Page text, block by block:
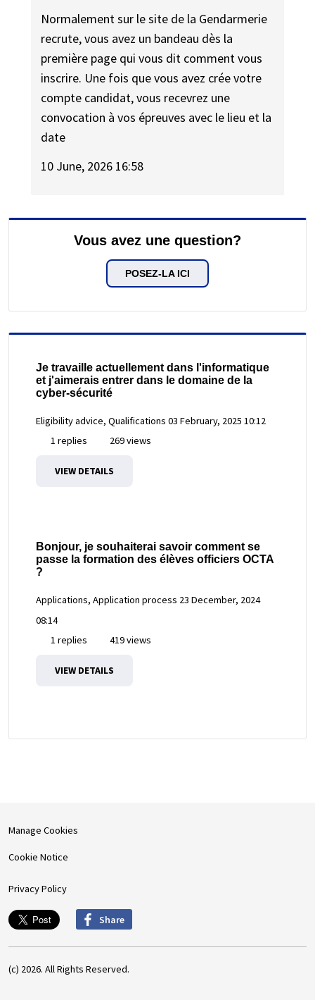
Normalement sur le site de la Gendarmerie
recrute, vous avez un bandeau dès la
première page qui vous dit comment vous
inscrire. Une fois que vous avez crée votre
compte candidat, vous recevrez une
convocation à vos épreuves avec le lieu et la
date
10 June, 2026 16:58
Vous avez une question?
POSEZ-LA ICI
Je travaille actuellement dans l'informatique
et j'aimerais entrer dans le domaine de la
cyber-sécurité
Eligibility advice, Qualifications 03 February, 2025 10:12
1 replies
269 views
VIEW DETAILS
Bonjour, je souhaiterai savoir comment se
passe la formation des élèves officiers OCTA
?
Applications, Application process 23 December, 2024
08:14
1 replies
419 views
VIEW DETAILS
Manage Cookies
Cookie Notice
Privacy Policy
Share
(c) 2026. All Rights Reserved.